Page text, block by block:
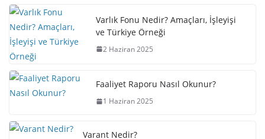
Varlık Fonu Nedir? Amaçları, İşleyişi
ve Türkiye Örneği
2 Haziran 2025
Faaliyet Raporu Nasıl Okunur?
1 Haziran 2025
Varant Nedir?